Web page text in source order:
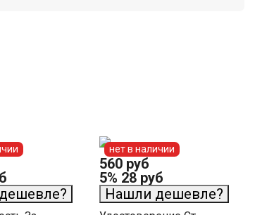
560 руб
5% 28 руб
Нашли дешевле?
нет в наличии